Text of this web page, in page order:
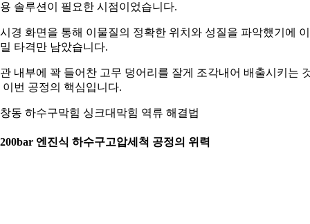
솔루션이 필요한 시점이었습니다.
경 화면을 통해 이물질의 정확한 위치와 성질을 파악했기에
타격만 남았습니다.
내부에 꽉 들어찬 고무 덩어리를 잘게 조각내어 배출시키는
이번 공정의 핵심입니다.
동 하수구막힘 싱크대막힘 역류 해결법
엔진식 하수구고압세척 공정의 위력